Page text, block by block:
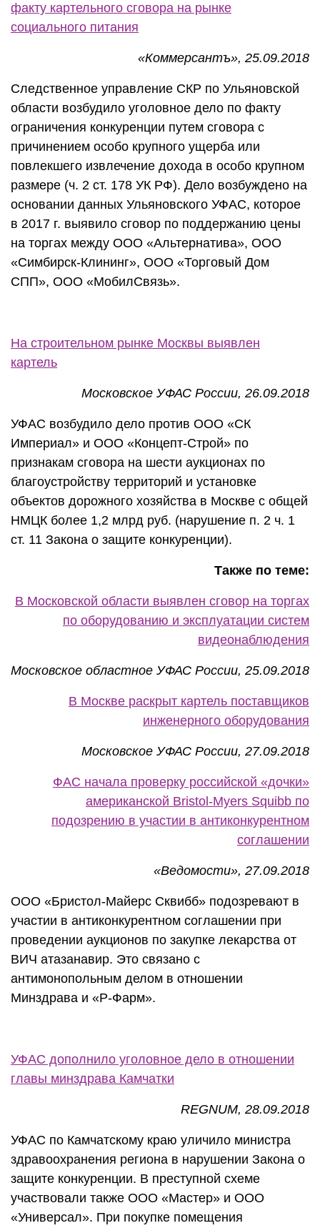
факту картельного сговора на рынке
социального питания
«Коммерсантъ», 25.09.2018
Следственное управление СКР по Ульяновской
области возбудило уголовное дело по факту
ограничения конкуренции путем сговора с
причинением особо крупного ущерба или
повлекшего извлечение дохода в особо крупном
размере (ч. 2 ст. 178 УК РФ). Дело возбуждено на
основании данных Ульяновского УФАС, которое
в 2017 г. выявило сговор по поддержанию цены
на торгах между ООО «Альтернатива», ООО
«Симбирск-Клининг», ООО «Торговый Дом
СПП», ООО «МобилСвязь».
На строительном рынке Москвы выявлен
картель
Московское УФАС России, 26.09.2018
УФАС возбудило дело против ООО «СК
Империал» и ООО «Концепт-Строй» по
признакам сговора на шести аукционах по
благоустройству территорий и установке
объектов дорожного хозяйства в Москве с общей
НМЦК более 1,2 млрд руб. (нарушение п. 2 ч. 1
ст. 11 Закона о защите конкуренции).
Также по теме:
В Московской области выявлен сговор на торгах
по оборудованию и эксплуатации систем
видеонаблюдения
Московское областное УФАС России, 25.09.2018
В Москве раскрыт картель поставщиков
инженерного оборудования
Московское УФАС России, 27.09.2018
ФАС начала проверку российской «дочки»
американской Bristol-Myers Squibb по
подозрению в участии в антиконкурентном
соглашении
«Ведомости», 27.09.2018
ООО «Бристол-Майерс Сквибб» подозревают в
участии в антиконкурентном соглашении при
проведении аукционов по закупке лекарства от
ВИЧ атазанавир. Это связано с
антимонопольным делом в отношении
Минздрава и «Р-Фарм».
УФАС дополнило уголовное дело в отношении
главы минздрава Камчатки
REGNUM, 28.09.2018
УФАС по Камчатскому краю уличило министра
здравоохранения региона в нарушении Закона о
защите конкуренции. В преступной схеме
участвовали также ООО «Мастер» и ООО
«Универсал». При покупке помещения